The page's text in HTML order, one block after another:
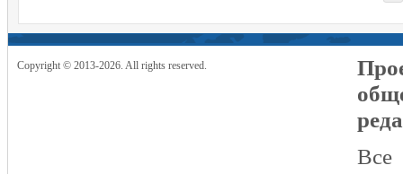
Copyright © 2013-2026. All rights reserved.